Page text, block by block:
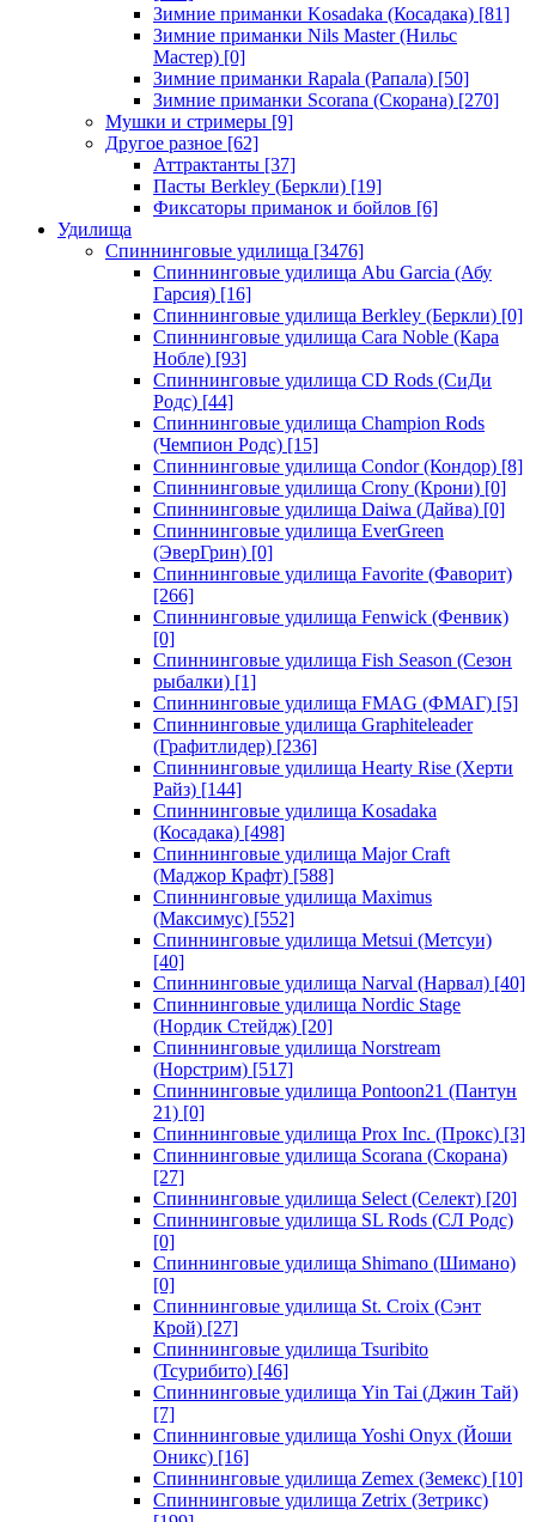
Зимние приманки Kosadaka (Косадака) [81]
Зимние приманки Nils Master (Нильс
Мастер) [0]
Зимние приманки Rapala (Рапала) [50]
Зимние приманки Scorana (Скорана) [270]
Мушки и стримеры [9]
Другое разное [62]
Аттрактанты [37]
Пасты Berkley (Беркли) [19]
Фиксаторы приманок и бойлов [6]
Удилища
Спиннинговые удилища [3476]
Спиннинговые удилища Abu Garcia (Абу
Гарсия) [16]
Спиннинговые удилища Berkley (Беркли) [0]
Спиннинговые удилища Cara Noble (Кара
Нобле) [93]
Спиннинговые удилища CD Rods (СиДи
Родс) [44]
Спиннинговые удилища Champion Rods
(Чемпион Родс) [15]
Спиннинговые удилища Condor (Кондор) [8]
Спиннинговые удилища Crony (Крони) [0]
Спиннинговые удилища Daiwa (Дайва) [0]
Спиннинговые удилища EverGreen
(ЭверГрин) [0]
Спиннинговые удилища Favorite (Фаворит)
[266]
Спиннинговые удилища Fenwick (Фенвик)
[0]
Спиннинговые удилища Fish Season (Сезон
рыбалки) [1]
Спиннинговые удилища FMAG (ФМАГ) [5]
Спиннинговые удилища Graphiteleader
(Графитлидер) [236]
Спиннинговые удилища Hearty Rise (Херти
Райз) [144]
Спиннинговые удилища Kosadaka
(Косадака) [498]
Спиннинговые удилища Major Craft
(Маджор Крафт) [588]
Спиннинговые удилища Maximus
(Максимус) [552]
Спиннинговые удилища Metsui (Метсуи)
[40]
Спиннинговые удилища Narval (Нарвал) [40]
Спиннинговые удилища Nordic Stage
(Нордик Стейдж) [20]
Спиннинговые удилища Norstream
(Норстрим) [517]
Спиннинговые удилища Pontoon21 (Пантун
21) [0]
Спиннинговые удилища Prox Inc. (Прокс) [3]
Спиннинговые удилища Scorana (Скорана)
[27]
Спиннинговые удилища Select (Селект) [20]
Спиннинговые удилища SL Rods (СЛ Родс)
[0]
Спиннинговые удилища Shimano (Шимано)
[0]
Спиннинговые удилища St. Croix (Сэнт
Крой) [27]
Спиннинговые удилища Tsuribito
(Тсурибито) [46]
Спиннинговые удилища Yin Tai (Джин Тай)
[7]
Спиннинговые удилища Yoshi Onyx (Йоши
Оникс) [16]
Спиннинговые удилища Zemex (Земекс) [10]
Спиннинговые удилища Zetrix (Зетрикс)